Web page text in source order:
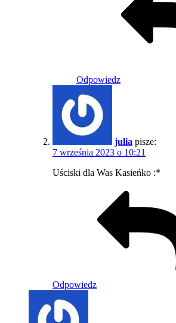
Odpowiedz
julia pisze:
7 września 2023 o 10:21
Uściski dla Was Kasieńko :*
Odpowiedz